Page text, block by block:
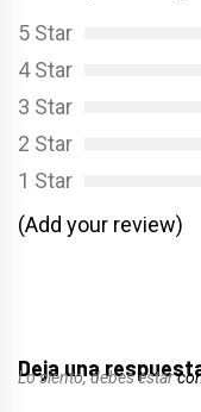
5 Star
4 Star
3 Star
2 Star
1 Star
(Add your review)
Deja una
Lo siento, debes estar